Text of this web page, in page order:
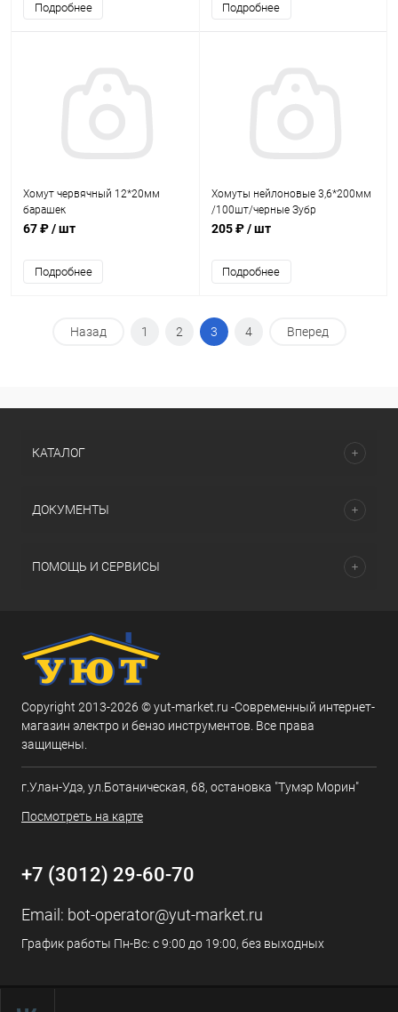
Подробнее Подробнее
Хомут червячный 12*20мм
барашек
67 ₽/ шт
Подробнее
Хомуты нейлоновые 3,6*200мм
/100шт/черные Зубр
205 ₽/ шт
Подробнее
Назад 1 2 3 4 Вперед
КАТАЛОГ
ДОКУМЕНТЫ
ПОМОЩЬ И СЕРВИСЫ
Copyright 2013-2026 © yut-market.ru -Современный интернет-
магазин электро и бензо инструментов. Все права
защищены.
г.Улан-Удэ, ул.Ботаническая, 68, остановка "Тумэр Морин"
Посмотреть на карте
+7 (3012) 29-60-70
Email: bot-operator@yut-market.ru
График работы Пн-Вс: с 9:00 до 19:00, без выходных